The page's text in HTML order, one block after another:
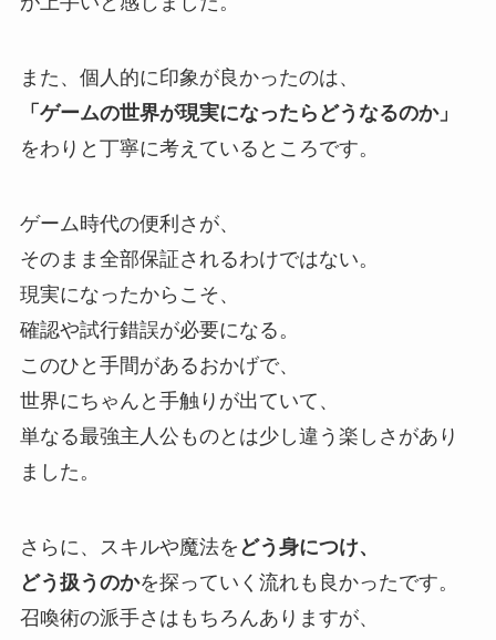
また、 個人的に印象が良かったのは、
「ゲームの世界が現実になったらどうなるのか」
をわりと丁寧に考えているところです。
ゲーム時代の便利さが、
そのまま全部保証されるわけではない。
現実になったからこそ、
確認や試行錯誤が必要になる。
このひと手間があるおかげで、
世界にちゃんと手触りが出ていて、
単なる最強主人公ものとは少し違う楽しさがあり
ました。
さらに、 スキルや魔法を どう身につけ、
どう扱うのかを探っていく流れも良かったです。
召喚術の派手さはもちろんありますが、